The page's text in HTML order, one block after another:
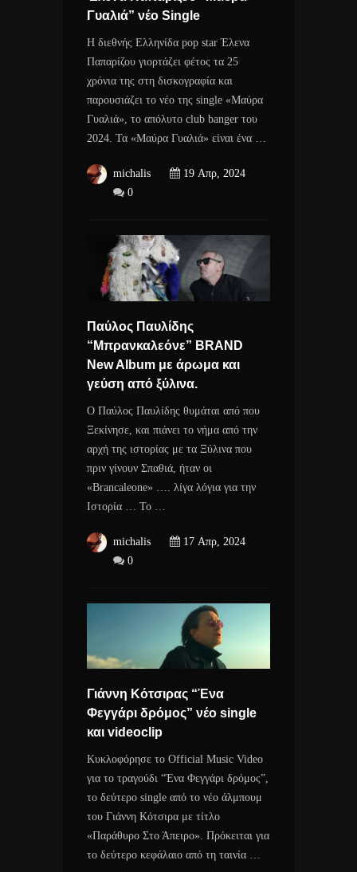
Γυαλιά” νέο Single
Η διεθνής Ελληνίδα pop star Έλενα
Παπαρίζου γιορτάζει φέτος τα 25
χρόνια της στη δισκογραφία και
παρουσιάζει το νέο της single «Μαύρα
Γυαλιά», το απόλυτο club banger του
2024. Τα «Μαύρα Γυαλιά» είναι ένα …
michalis
19 Απρ, 2024
0
Παύλος Παυλίδης
“Μπρανκαλεόνε” BRAND
New Album με άρωμα και
γεύση από ξύλινα.
Ο Παύλος Παυλίδης θυμάται από που
Ξεκίνησε, και πιάνει το νήμα από την
αρχή της ιστορίας με τα Ξύλινα που
πριν γίνουν Σπαθιά, ήταν οι
«Brancaleone» …. λίγα λόγια για την
Ιστορία … Το …
michalis
17 Απρ, 2024
0
Γιάννη Κότσιρας “Ένα
Φεγγάρι δρόμος” νέο single
και videoclip
Κυκλοφόρησε το Official Music Video
για το τραγούδι “Ένα Φεγγάρι δρόμος”,
το δεύτερο single από το νέο άλμπουμ
του Γιάννη Κότσιρα με τίτλο
«Παράθυρο Στο Άπειρο». Πρόκειται για
το δεύτερο κεφάλαιο από τη ταινία …